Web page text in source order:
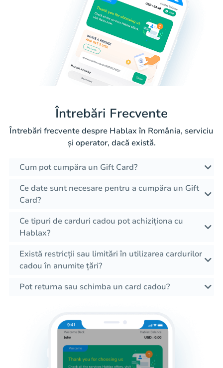
Întrebări Frecvente
Întrebări frecvente despre Hablax în România, serviciu
și operator, dacă există.
Cum pot cumpăra un Gift Card?
Ce date sunt necesare pentru a cumpăra un Gift
Card?
Ce tipuri de carduri cadou pot achiziționa cu
Hablax?
Există restricții sau limitări în utilizarea cardurilor
cadou în anumite țări?
Pot returna sau schimba un card cadou?